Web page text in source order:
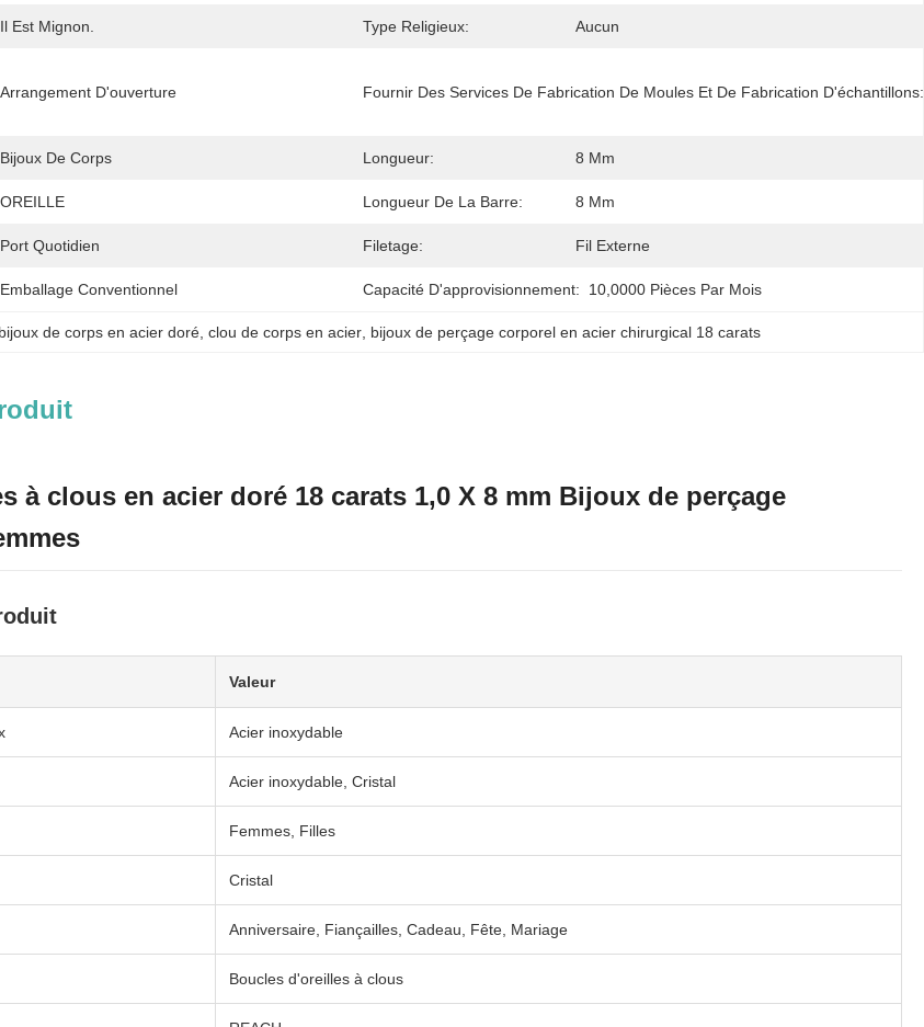
Il Est Mignon. Type Religieux: Aucun
Arrangement D'ouverture Fournir Des Services De Fabrication De Moules Et De Fabrication D'échantillons:
Bijoux De Corps Longueur: 8 Mm
OREILLE Longueur De La Barre: 8 Mm
Port Quotidien Filetage: Fil Externe
Emballage Conventionnel Capacité D'approvisionnement: 10,0000 Pièces Par Mois
bijoux de corps en acier doré clou de corps en acier bijoux de perçage corporel en acier chirurgical 18 carats
à clous en acier doré 18 carats 1,0 X 8 mm Bijoux de perçage
Valeur
Acier inoxydable
Acier inoxydable, Cristal
Femmes, Filles
Cristal
Anniversaire, Fiançailles, Cadeau, Fête, Mariage
Boucles d'oreilles à clous